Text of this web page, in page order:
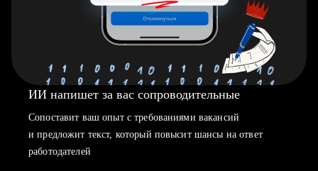
ИИ напишет за вас сопроводительные
Сопоставит ваш опыт с требованиями вакансий
и предложит текст, который повысит шансы на ответ
работодателей